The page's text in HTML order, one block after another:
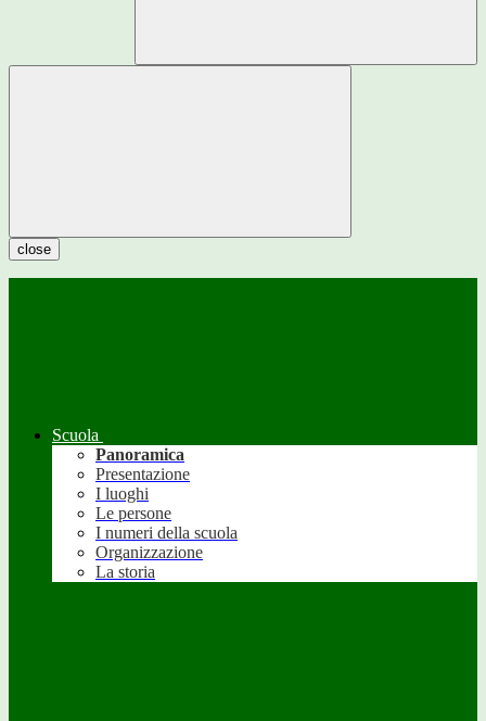
close
Scuola
Panoramica
Presentazione
I luoghi
Le persone
I numeri della scuola
Organizzazione
La storia